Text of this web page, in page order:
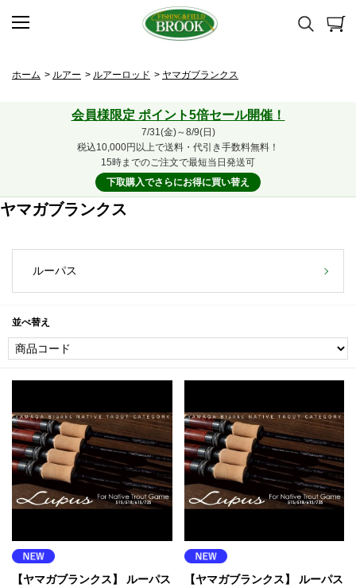
ホーム > ルアー > ルアーロッド > ヤマガブランクス
会員様限定 ポイント5倍セール開催！
7/31(金)～8/9(日)
税込10,000円以上で送料・代引き手数料無料！
15時までのご注文で最短当日発送可
下取購入でさらにお得に買い替え
ヤマガブランクス
ルーパス
並べ替え
【ヤマガブランクス】 ルーパス
【ヤマガブランクス】 ルーパス